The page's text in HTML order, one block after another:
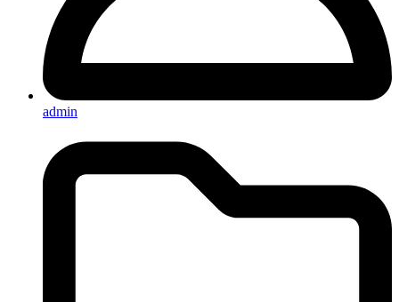
admin